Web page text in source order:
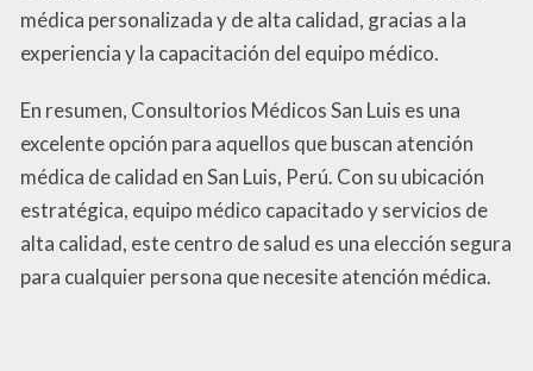
médica personalizada y de alta calidad, gracias a la
experiencia y la capacitación del equipo médico.
En resumen, Consultorios Médicos San Luis es una
excelente opción para aquellos que buscan atención
médica de calidad en San Luis, Perú. Con su ubicación
estratégica, equipo médico capacitado y servicios de
alta calidad, este centro de salud es una elección segura
para cualquier persona que necesite atención médica.